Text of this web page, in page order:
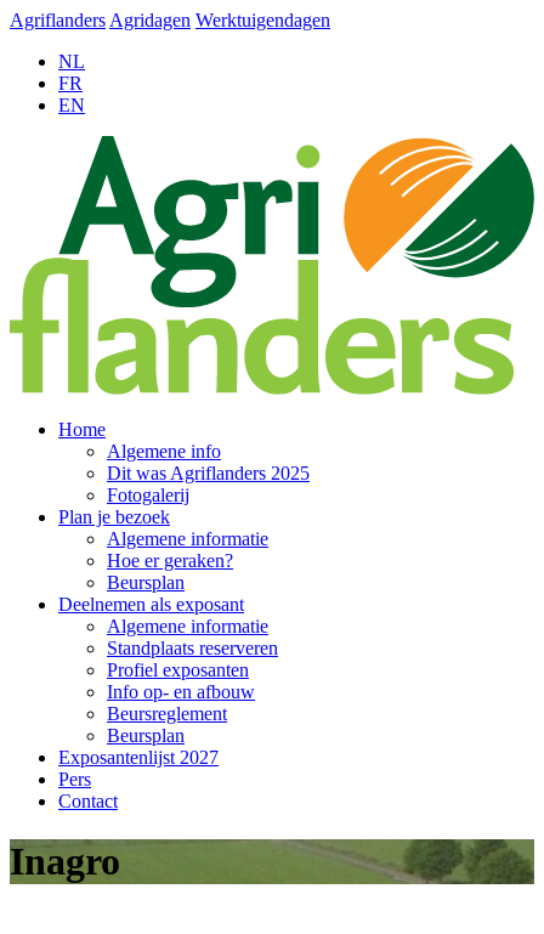
Agriflanders Agridagen Werktuigendagen
NL
FR
EN
Home
Algemene info
Dit was Agriflanders 2025
Fotogalerij
Plan je bezoek
Algemene informatie
Hoe er geraken?
Beursplan
Deelnemen als exposant
Algemene informatie
Standplaats reserveren
Profiel exposanten
Info op- en afbouw
Beursreglement
Beursplan
Exposantenlijst 2027
Pers
Contact
Inagro